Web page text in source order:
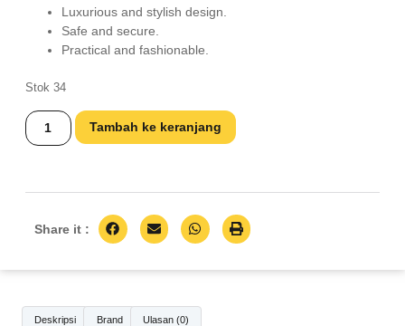
Luxurious and stylish design.
Safe and secure.
Practical and fashionable.
Stok 34
Tambah ke keranjang
Share it :
Deskripsi Brand Ulasan (0)